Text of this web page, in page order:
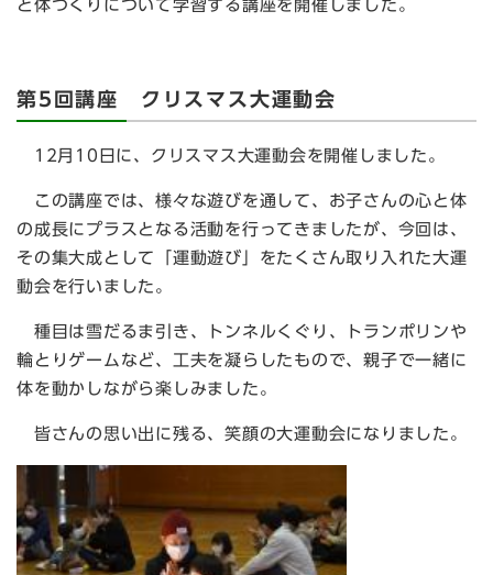
と体づくりについて学習する講座を開催しました。
第5回講座 クリスマス大運動会
12月10日に、クリスマス大運動会を開催しました。
この講座では、様々な遊びを通して、お子さんの心と体
の成長にプラスとなる活動を行ってきましたが、今回は、
その集大成として「運動遊び」をたくさん取り入れた大運
動会を行いました。
種目は雪だるま引き、トンネルくぐり、トランポリンや
輪とりゲームなど、工夫を凝らしたもので、親子で一緒に
体を動かしながら楽しみました。
皆さんの思い出に残る、笑顔の大運動会になりました。